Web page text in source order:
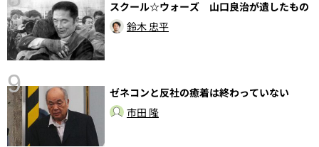
スクール☆ウォーズ 山口良治が遺したもの
鈴木 忠平
9
ゼネコンと反社の癒着は終わっていない
市田 隆